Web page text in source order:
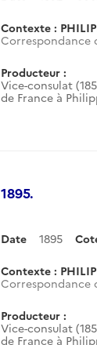
Contexte :
Correspondance
Producteur :
Vice-consulat
de France à
1895.
Date 1895
Contexte :
Correspondance
Producteur :
Vice-consulat
de France à